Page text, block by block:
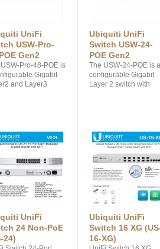
UniFi
USW-Pro-
Gen2
Pro-48-POE is
Gigabit
and Layer3
ports, four SFP+
Ubiquiti UniFi
Switch USW-24-
POE Gen2
The USW-24-POE is a
configurable Gigabit
Layer 2 switch with
two SFP ports.
UniFi
24 Non-PoE
24)
Ubiquiti UniFi
Switch 16 XG
16-XG)